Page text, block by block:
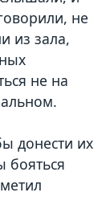
не
из зала,
не на
донести их
бояться